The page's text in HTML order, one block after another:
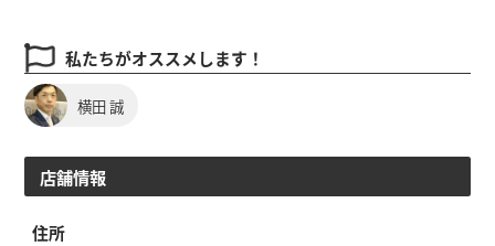
私たちがオススメします！
横田 誠
店舗情報
住所